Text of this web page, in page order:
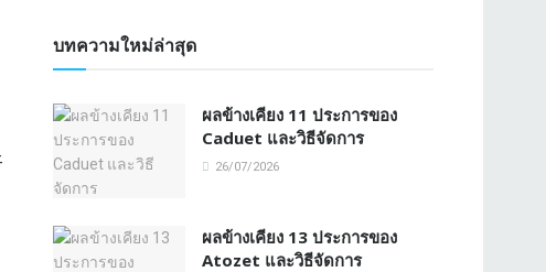
บทความใหม่ล่าสุด
ผลข้างเคียง 11 ประการของ
Caduet และวิธีจัดการ
26/07/2026
ผลข้างเคียง 13 ประการของ
Atozet และวิธีจัดการ